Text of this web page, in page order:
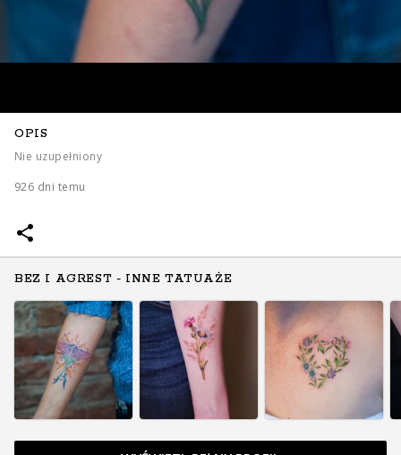
OPIS
Nie uzupełniony
926 dni temu
BEZ I AGREST - INNE TATUAŻE